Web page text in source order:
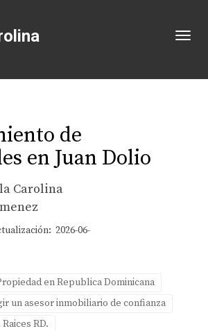
de
en Juan Dolio
Carolina
2026-06-
en Republica Dominicana
un asesor inmobiliario de confianza
RD.